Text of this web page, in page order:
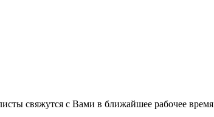
свяжутся с Вами в ближайшее рабочее